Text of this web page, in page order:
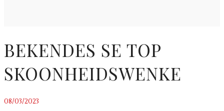
BEKENDES SE TOP
SKOONHEIDSWENKE
08/03/2023